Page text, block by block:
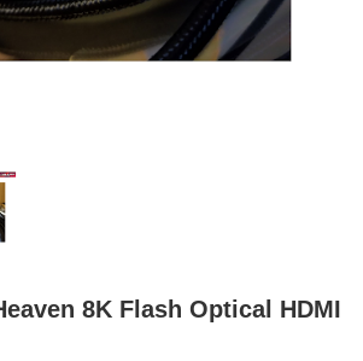
8K Flash Optical HDMI